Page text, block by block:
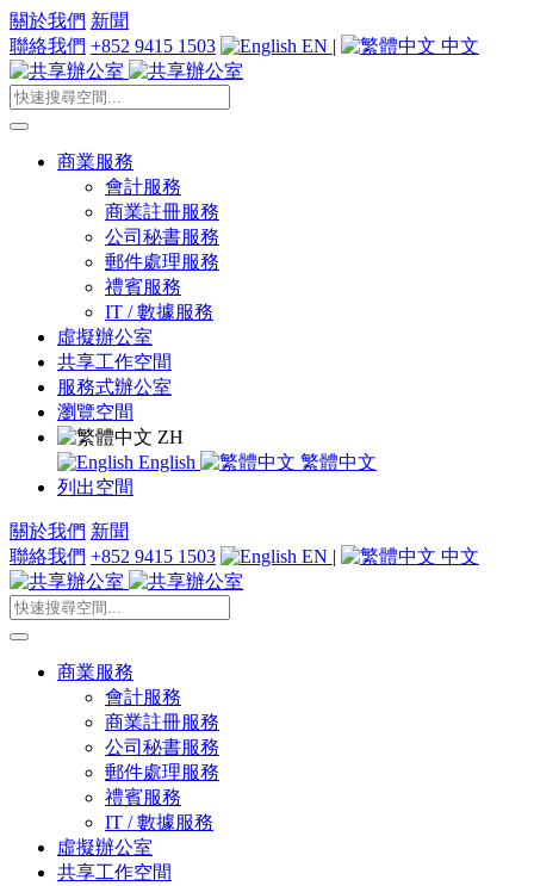
關於我們 新聞
聯絡我們 +852 9415 1503 EN | 中文
商業服務
會計服務
商業註冊服務
公司秘書服務
郵件處理服務
禮賓服務
IT / 數據服務
虛擬辦公室
共享工作空間
服務式辦公室
瀏覽空間
ZH
English
繁體中文
列出空間
關於我們 新聞
聯絡我們 +852 9415 1503 EN | 中文
商業服務
會計服務
商業註冊服務
公司秘書服務
郵件處理服務
禮賓服務
IT / 數據服務
虛擬辦公室
共享工作空間